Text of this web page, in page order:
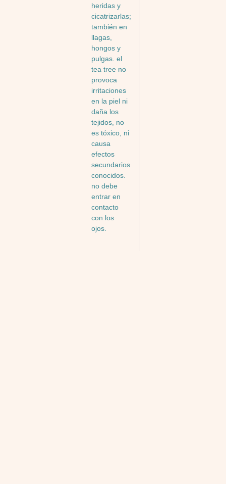
heridas y
cicatrizarlas;
también en
llagas,
hongos y
pulgas. el
tea tree no
provoca
irritaciones
en la piel ni
daña los
tejidos, no
es tóxico, ni
causa
efectos
secundarios
conocidos.
no debe
entrar en
contacto
con los
ojos.